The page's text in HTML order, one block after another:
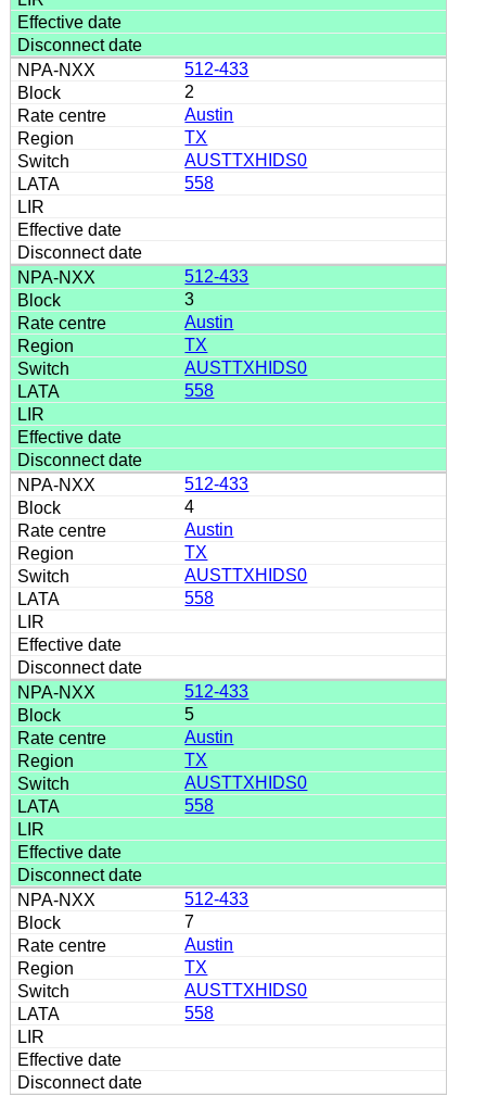
512-433
2
Austin
TX
AUSTTXHIDS0
558
512-433
3
Austin
TX
AUSTTXHIDS0
558
512-433
4
Austin
TX
AUSTTXHIDS0
558
512-433
5
Austin
TX
AUSTTXHIDS0
558
512-433
7
Austin
TX
AUSTTXHIDS0
558